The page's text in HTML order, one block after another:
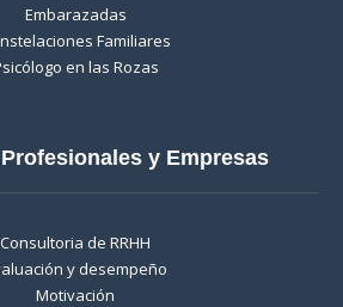
Embarazadas
Familiares
en las Rozas
y Empresas
Consultoria de RRHH
y desempeño
Motivación